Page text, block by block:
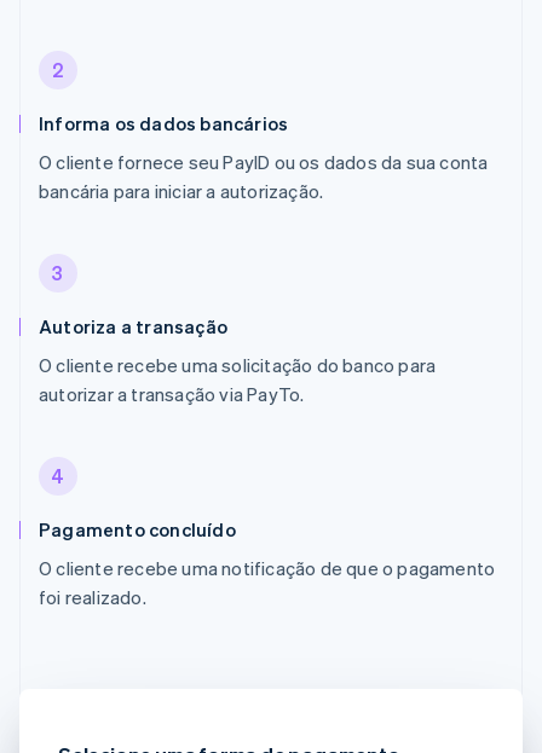
2
Informa os dados bancários
O cliente fornece seu PayID ou os dados da sua conta
bancária para iniciar a autorização.
3
Autoriza a transação
O cliente recebe uma solicitação do banco para
autorizar a transação via PayTo.
4
Pagamento concluído
O cliente recebe uma notificação de que o pagamento
foi realizado.